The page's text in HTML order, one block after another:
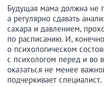
Будущая мама должна не
а регулярно сдавать
сахара и давлением,
по расписанию. И,
о психологическом
с психологом перед и во
оказаться не менее
подчеркивает специалист.